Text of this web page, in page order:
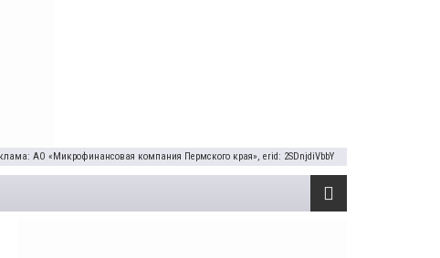
АО «Микрофинансовая компания Пермского края», erid: 2SDnjdiVbbY